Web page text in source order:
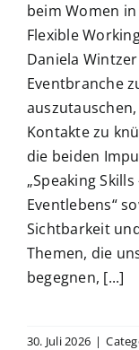
beim Women in
Flexible
Daniela
Eventbranche
Kontakte zu
die beiden
„Speaking
Eventlebens“
Sichtbarkeit
Themen, die
begegnen, [...]
30. Juli 2026 |